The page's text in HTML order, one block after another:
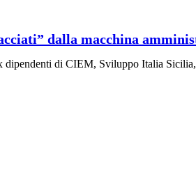
dalla macchina
dipendenti di CIEM, Sviluppo Italia